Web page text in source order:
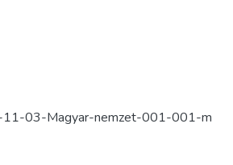
03-Magyar-nemzet-001-001-m